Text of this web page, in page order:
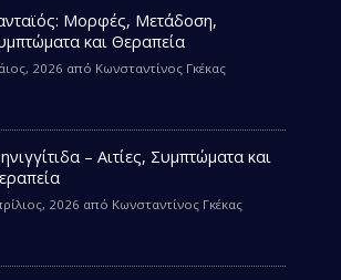
Μορφές, Μετάδοση,
και Θεραπεία
2026 από Κωνσταντίνος Γκέκας
– Αιτίες, Συμπτώματα και
2026 από Κωνσταντίνος Γκέκας